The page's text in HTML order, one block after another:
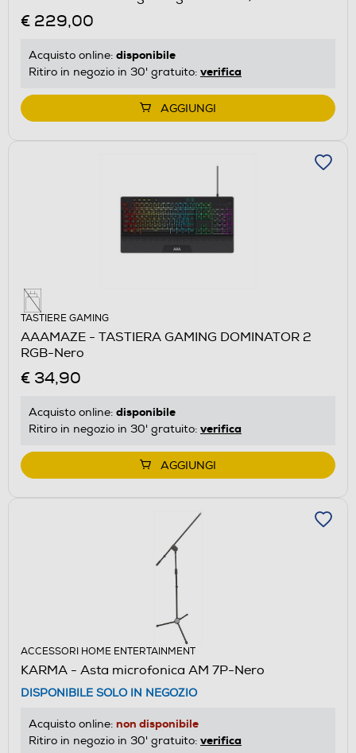
€ 229,00
Acquisto online: disponibile
Ritiro in negozio in 30' gratuito: verifica
AGGIUNGI
TASTIERE GAMING
AAAMAZE - TASTIERA GAMING DOMINATOR 2
RGB-Nero
€ 34,90
Acquisto online: disponibile
Ritiro in negozio in 30' gratuito: verifica
AGGIUNGI
ACCESSORI HOME ENTERTAINMENT
KARMA - Asta microfonica AM 7P-Nero
DISPONIBILE SOLO IN NEGOZIO
Acquisto online: non disponibile
Ritiro in negozio in 30' gratuito: verifica